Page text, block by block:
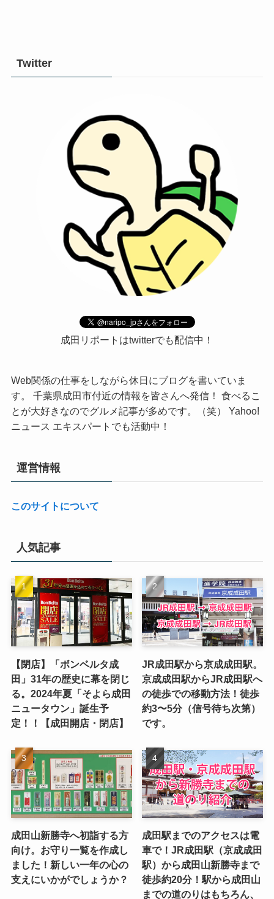
Twitter
成田リポートはtwitterでも配信中！
Web関係の仕事をしながら休日にブログを書いていま
す。 千葉県成田市付近の情報を皆さんへ発信！ 食べるこ
とが大好きなのでグルメ記事が多めです。（笑） Yahoo!
ニュース エキスパートでも活動中！
運営情報
このサイトについて
人気記事
【閉店】「ボンベルタ成
田」31年の歴史に幕を閉じ
る。2024年夏「そよら成田
ニュータウン」誕生予
定！！【成田開店・閉店】
JR成田駅から京成成田駅。
京成成田駅からJR成田駅へ
の徒歩での移動方法！徒歩
約3〜5分（信号待ち次第）
です。
成田山新勝寺へ初詣する方
向け。お守り一覧を作成し
ました！新しい一年の心の
支えにいかがでしょうか？
成田駅までのアクセスは電
車で！JR成田駅（京成成田
駅）から成田山新勝寺まで
徒歩約20分！駅から成田山
までの道のりはもちろん、